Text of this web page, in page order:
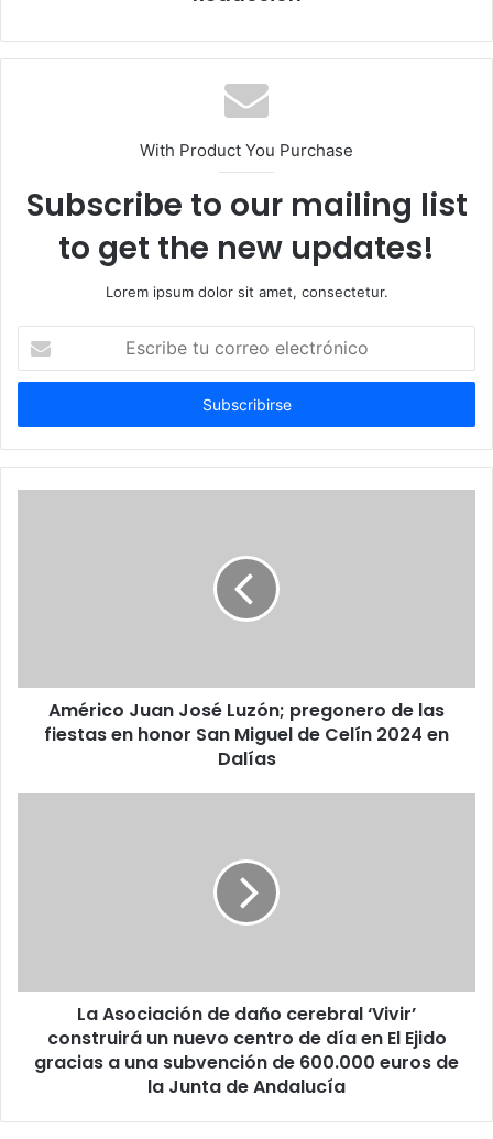
With Product You Purchase
Subscribe to our mailing list
to get the new updates!
Lorem ipsum dolor sit amet, consectetur.
correo
Américo Juan José Luzón; pregonero de las
fiestas en honor San Miguel de Celín 2024 en
Dalías
La Asociación de daño cerebral ‘Vivir’
construirá un nuevo centro de día en El Ejido
gracias a una subvención de 600.000 euros de
la Junta de Andalucía